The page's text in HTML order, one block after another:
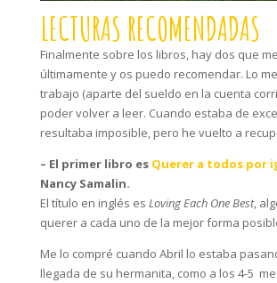
LECTURAS RECOMENDADAS
Finalmente sobre los libros, hay dos que
últimamente y os puedo recomendar. Lo
trabajo (aparte del sueldo en la cuenta
poder volver a leer. Cuando estaba de
resultaba imposible, pero he vuelto a
– El primer libro es Querer a todos por
Nancy Samalin.
El título en inglés es Loving Each One Best,
querer a cada uno de la mejor forma
Me lo compré cuando Abril lo estaba
llegada de su hermanita, como a los 4-5